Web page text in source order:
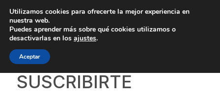
Saltar
navegación
principal
Saltar
contenido
principal
Saltar
barra
lateral
principal
La vida resuelta
GRACIAS POR
SUSCRIBIRTE
Utilizamos cookies para ofrecerte la mejor experiencia en
nuestra web.
Puedes aprender más sobre qué cookies utilizamos o
desactivarlas en los ajustes.
Aceptar